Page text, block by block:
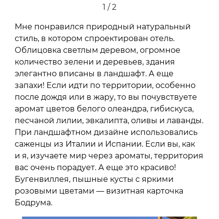
1 / 2
Мне понравился природный натуральный
стиль, в котором спроектирован отель.
Облицовка светлым деревом, огромное
количество зелени и деревьев, здания
элегантно вписаны в ландшафт. А еще
запахи! Если идти по территории, особенно
после дождя или в жару, то вы почувствуете
аромат цветов белого олеандра, гибискуса,
песчаной лилии, эвкалипта, оливы и лаванды.
При ландшафтном дизайне использовались
саженцы из Италии и Испании. Если вы, как
и я, изучаете мир через ароматы, территория
вас очень порадует. А еще это красиво!
Бугенвиллея, пышные кусты с яркими
розовыми цветами — визитная карточка
Бодрума.